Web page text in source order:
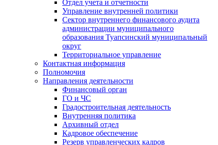
Отдел учета и отчетности
Управление внутренней политики
Сектор внутреннего финансового аудита
администрации муниципального
образования Туапсинский муниципальный
округ
Территориальное управление
Контактная информация
Полномочия
Направления деятельности
Финансовый орган
ГО и ЧС
Градостроительная деятельность
Внутренняя политика
Архивный отдел
Кадровое обеспечение
Резерв управленческих кадров